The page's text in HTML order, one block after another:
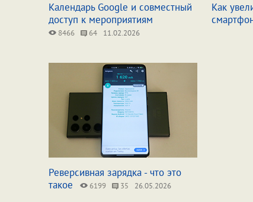
Календарь Google и совместный
доступ к мероприятиям
8466 64 11.02.2026
Как
Реверсивная зарядка - что это
такое
6199 35 26.05.2026